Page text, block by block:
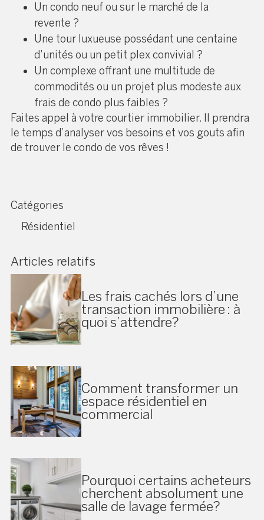
Un condo neuf ou sur le marché de la
revente ?
Une tour luxueuse possédant une centaine
d’unités ou un petit plex convivial ?
Un complexe offrant une multitude de
commodités ou un projet plus modeste aux
frais de condo plus faibles ?
Faites appel à votre courtier immobilier. Il prendra
le temps d’analyser vos besoins et vos gouts afin
de trouver le condo de vos rêves !
Catégories
Résidentiel
Articles relatifs
Les frais cachés lors d’une
transaction immobilière : à
quoi s’attendre?
Comment transformer un
espace résidentiel en
commercial
Pourquoi certains acheteurs
cherchent absolument une
salle de lavage fermée?